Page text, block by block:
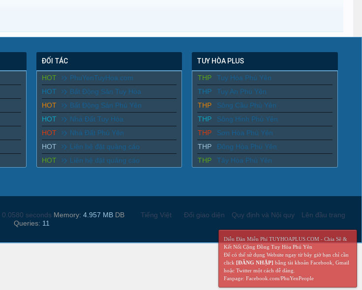
ĐỐI TÁC
HOT
PhuYenTuyHoa.com
HOT
Bất Động Sản Tuy Hòa
HOT
Bất Động Sản Phú Yên
HOT
Nhà Đất Tuy Hòa
HOT
Nhà Đất Phú Yên
HOT
Liên hệ đặt quảng cáo
HOT
Liên hệ đặt quảng cáo
TUY HÒA PLUS
THP
Tuy Hòa Phú Yên
THP
Tuy An Phú Yên
THP
Sông Cầu Phú Yên
THP
Sông Hinh Phú Yên
THP
Sơn Hòa Phú Yên
THP
Đông Hòa Phú Yên
THP
Tây Hòa Phú Yên
Tiếng Việt Đổi giao diện Quy định và Nội quy Lên đầu trang
0.0580 seconds Memory: 4.957 MB DB
Queries: 11
Diễn Đàn Miễn Phí TUYHOAPLUS.COM - Chia Sẽ &
Kết Nối Cộng Đồng Tuy Hòa Phú Yên
Để có thể sử dụng Website ngay từ bây giờ bạn chỉ cần
click [ĐĂNG NHẬP] bằng tài khoản Facebook, Gmail
hoặc Twitter một cách dễ dàng.
Fanpage: Facebook.com/PhuYenPeople